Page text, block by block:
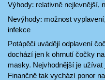
Výhody: relativně nejlevnější,
Nevýhody: možnost
infekce
Potápěči uvádějí odplavení
dochází jen k ohrnutí čočky
masky. Nejvhodnější je
Finančně tak vychází ponor